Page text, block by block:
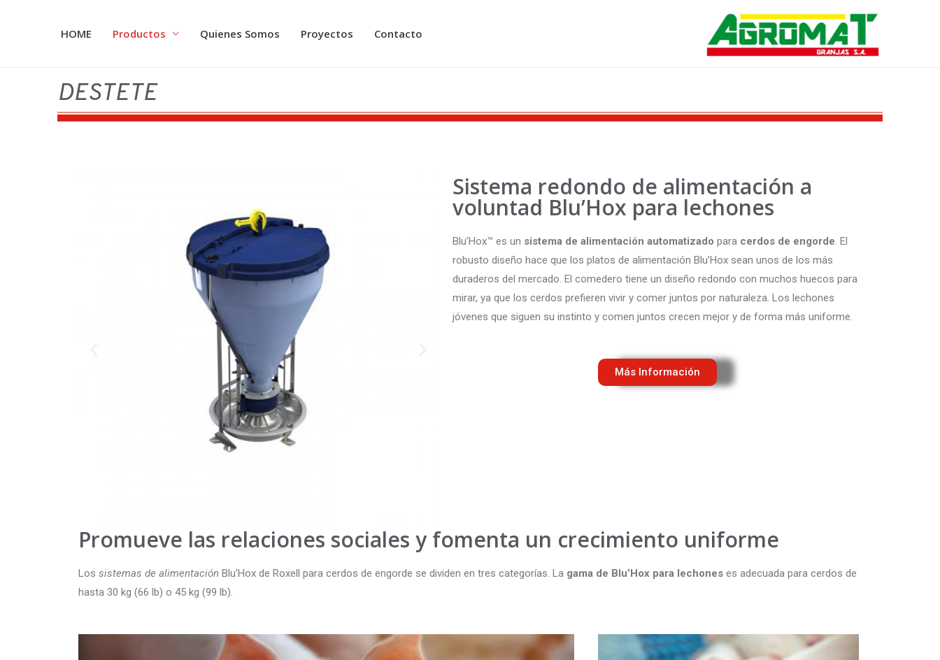
HOME Productos Quienes Somos Proyectos Contacto
DESTETE
Sistema redondo de alimentación a
voluntad Blu’Hox para lechones
Blu’Hox™ es un sistema de alimentación automatizado para cerdos de engorde. El
robusto diseño hace que los platos de alimentación Blu’Hox sean unos de los más
duraderos del mercado. El comedero tiene un diseño redondo con muchos huecos para
mirar, ya que los cerdos prefieren vivir y comer juntos por naturaleza. Los lechones
jóvenes que siguen su instinto y comen juntos crecen mejor y de forma más uniforme.
Más Información
Promueve las relaciones sociales y fomenta un crecimiento uniforme
Los sistemas de alimentación Blu’Hox de Roxell para cerdos de engorde se dividen en tres categorías. La gama de Blu’Hox para lechones es adecuada para cerdos de
hasta 30 kg (66 lb) o 45 kg (99 lb).